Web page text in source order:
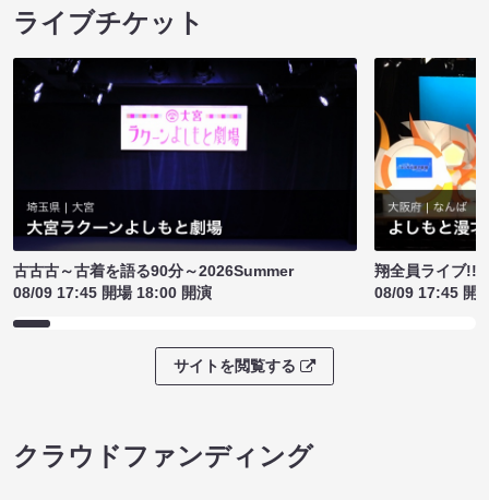
ライブチケット
古古古～古着を語る90分～2026Summer
08/09 17:45 開場 18:00 開演
翔全員ライブ!!!
08/09 17:45 開
サイトを閲覧する
クラウドファンディング